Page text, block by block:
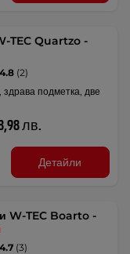
TEC Quartzo -
4.8 (2)
подметка, две
лв.
Детайли
W-TEC Boarto -
4.7 (3)